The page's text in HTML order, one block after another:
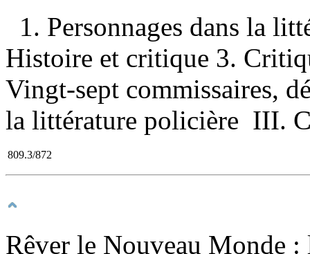
1. Personnages dans la
Histoire et critique 3.
Vingt-sept commissaires,
la littérature policière III.
809.3/872
Rêver le Nouveau Monde